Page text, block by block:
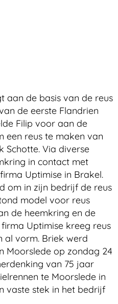
aan de basis van de reus
de eerste Flandrien
Filip voor aan de
een reus te maken van
Schotte. Via diverse
in contact met
Uptimise in Brakel.
om in zijn bedrijf de reus
model voor reus
de heemkring en de
Uptimise kreeg reus
al vorm. Briek werd
Moorslede op zondag 24
van 75 jaar
te Moorslede in
vaste stek in het bedrijf